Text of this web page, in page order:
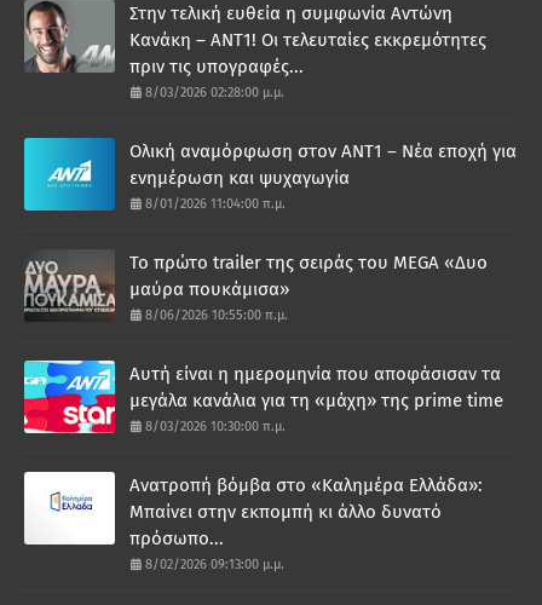
Στην τελική ευθεία η συμφωνία Αντώνη
Κανάκη – ΑΝΤ1! Οι τελευταίες εκκρεμότητες
πριν τις υπογραφές...
8/03/2026 02:28:00 μ.μ.
Ολική αναμόρφωση στον ΑΝΤ1 – Νέα εποχή για
ενημέρωση και ψυχαγωγία
8/01/2026 11:04:00 π.μ.
Το πρώτο trailer της σειράς του MEGA «Δυο
μαύρα πουκάμισα»
8/06/2026 10:55:00 π.μ.
Αυτή είναι η ημερομηνία που αποφάσισαν τα
μεγάλα κανάλια για τη «μάχη» της prime time
8/03/2026 10:30:00 π.μ.
Ανατροπή βόμβα στο «Καλημέρα Ελλάδα»:
Μπαίνει στην εκπομπή κι άλλο δυνατό
πρόσωπο...
8/02/2026 09:13:00 μ.μ.